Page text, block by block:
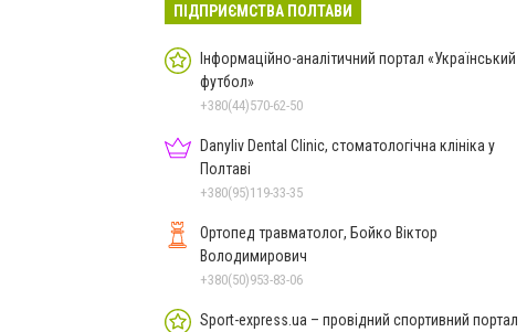
ПІДПРИЄМСТВА ПОЛТАВИ
Інформаційно-аналітичний портал «Український
футбол»
+380(44)570-62-50
Danyliv Dental Clinic, стоматологічна клініка у
Полтаві
+380(95)119-33-35
Ортопед травматолог, Бойко Віктор
Володимирович
+380(50)953-83-06
Sport-express.ua – провідний спортивний портал